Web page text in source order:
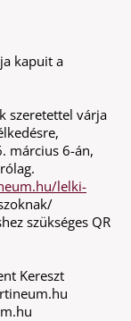
kapuit a
szeretettel várja
március 6-án,
lelki-
szükséges QR
Kereszt